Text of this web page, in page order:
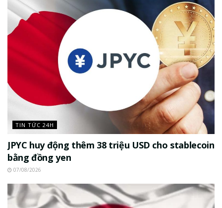
TIN TỨC 24H
JPYC huy động thêm 38 triệu USD cho stablecoin
bằng đồng yen
07/08/2026